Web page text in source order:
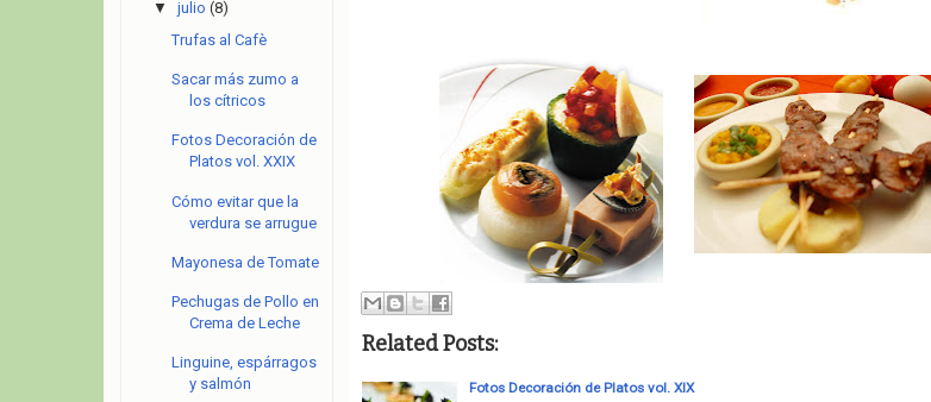
Related Posts:
Fotos Decoración de Platos vol. XIX
▼ julio (8)
Trufas al Cafè
Sacar más zumo a
los cítricos
Fotos Decoración de
Platos vol. XXIX
Cómo evitar que la
verdura se arrugue
Mayonesa de Tomate
Pechugas de Pollo en
Crema de Leche
Linguine, espárragos
y salmón